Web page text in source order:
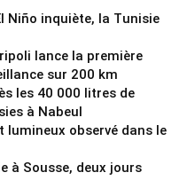
Niño inquiète, la Tunisie
lance la première
sur 200 km
les 40 000 litres de
à Nabeul
lumineux observé dans le
à Sousse, deux jours